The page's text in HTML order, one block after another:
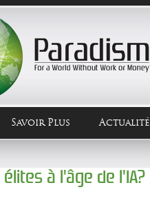
Savoir Plus Actualité
élites à l'âge de l'IA?